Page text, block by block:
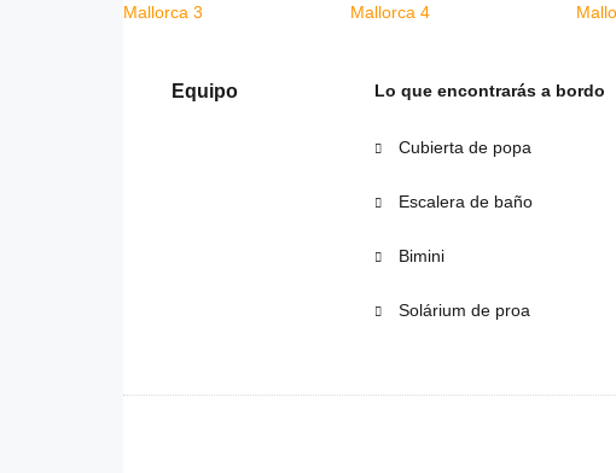
Equipo Lo que encontrarás a bordo
Cubierta de popa
Escalera de baño
Bimini
Solárium de proa